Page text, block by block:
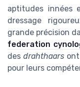
aptitudes innées
dressage
grande précision
federation
des drahthaarsont
pour leurs